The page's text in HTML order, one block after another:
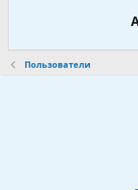
Пользователи